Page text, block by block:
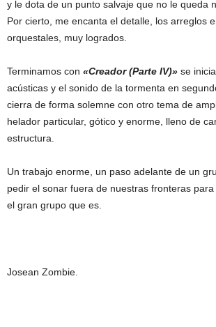
y le dota de un punto salvaje que no le queda
Por cierto, me encanta el detalle, los arreglos
orquestales, muy logrados.
Terminamos con «Creador (Parte IV)» se
acústicas y el sonido de la tormenta en
cierra de forma solemne con otro tema de
helador particular, gótico y enorme, lleno de
estructura.
Un trabajo enorme, un paso adelante de un
pedir el sonar fuera de nuestras fronteras
el gran grupo que es.
Josean Zombie.